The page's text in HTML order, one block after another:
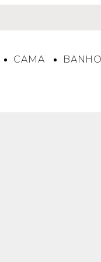
CAMA BANHO